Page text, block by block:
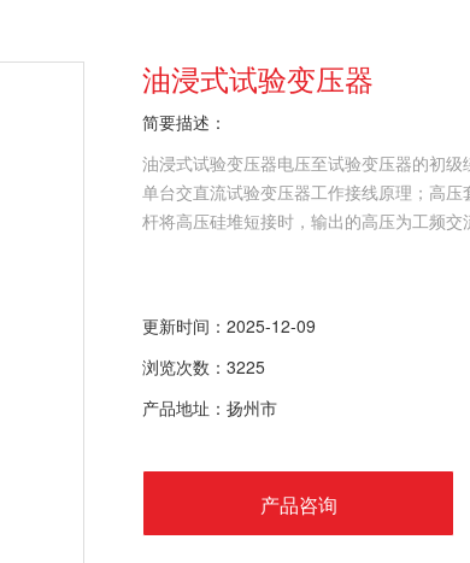
油浸式试验变压器
简要描述：
油浸式试验变压器电压至试验变压器的初级
单台交直流试验变压器工作接线原理；高
杆将高压硅堆短接时，输出的高压为工频交
更新时间：2025-12-09
浏览次数：3225
产品地址：扬州市
产品咨询